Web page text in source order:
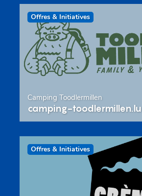
Offres & Initiatives
Camping Toodlermillen
camping-toodlermillen.lu
Offres & Initiatives